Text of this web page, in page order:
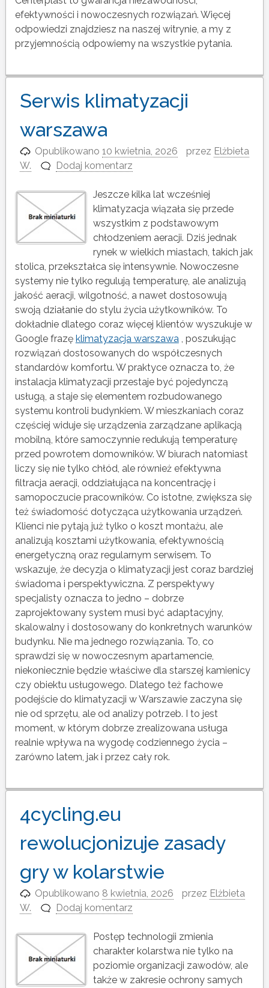
efektywności i nowoczesnych rozwiązań. Więcej
odpowiedzi znajdziesz na naszej witrynie, a my z
przyjemnością odpowiemy na wszystkie pytania.
Serwis klimatyzacji
warszawa
Opublikowano10 kwietnia, 2026 przez Elżbieta
W.
Dodaj komentarz
Jeszcze kilka lat wcześniej
klimatyzacja wiązała się przede
wszystkim z podstawowym
chłodzeniem aeracji. Dziś jednak
rynek w wielkich miastach, takich jak
stolica, przekształca się intensywnie. Nowoczesne
systemy nie tylko regulują temperaturę, ale analizują
jakość aeracji, wilgotność, a nawet dostosowują
swoją działanie do stylu życia użytkowników. To
dokładnie dlatego coraz więcej klientów wyszukuje w
Google frazę klimatyzacja warszawa, poszukując
rozwiązań dostosowanych do współczesnych
standardów komfortu. W praktyce oznacza to, że
instalacja klimatyzacji przestaje być pojedynczą
usługą, a staje się elementem rozbudowanego
systemu kontroli budynkiem. W mieszkaniach coraz
częściej widuje się urządzenia zarządzane aplikacją
mobilną, które samoczynnie redukują temperaturę
przed powrotem domowników. W biurach natomiast
liczy się nie tylko chłód, ale również efektywna
filtracja aeracji, oddziałująca na koncentrację i
samopoczucie pracowników. Co istotne, zwiększa się
też świadomość dotycząca użytkowania urządzeń.
Klienci nie pytają już tylko o koszt montażu, ale
analizują kosztami użytkowania, efektywnością
energetyczną oraz regularnym serwisem. To
wskazuje, że decyzja o klimatyzacji jest coraz bardziej
świadoma i perspektywiczna. Z perspektywy
specjalisty oznacza to jedno – dobrze
zaprojektowany system musi być adaptacyjny,
skalowalny i dostosowany do konkretnych warunków
budynku. Nie ma jednego rozwiązania. To, co
sprawdzi się w nowoczesnym apartamencie,
niekoniecznie będzie właściwe dla starszej kamienicy
czy obiektu usługowego. Dlatego też fachowe
podejście do klimatyzacji w Warszawie zaczyna się
nie od sprzętu, ale od analizy potrzeb. I to jest
moment, w którym dobrze zrealizowana usługa
realnie wpływa na wygodę codziennego życia –
zarówno latem, jak i przez cały rok.
4cycling.eu
rewolucjonizuje zasady
gry w kolarstwie
Opublikowano 8 kwietnia, 2026 przez Elżbieta
W.
Dodaj komentarz
Postęp technologii zmienia
charakter kolarstwa nie tylko na
poziomie organizacji zawodów, ale
także w zakresie ochrony samych